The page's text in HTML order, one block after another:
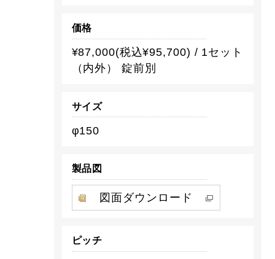
価格
¥87,000(税込¥95,700) / 1セット
（内外） 錠前別
サイズ
φ150
製品図
図面ダウンロード
ピッチ